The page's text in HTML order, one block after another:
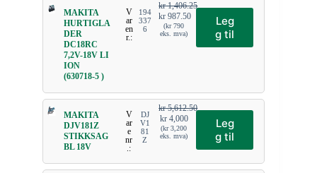
MAKITA
HURTIGLA
DER
DC18RC
7,2V-18V LI
ION
(630718-5 )
V
ar
en
r.:
194
337
6
kr1,406.25
kr 987.50
(kr790
eks. mva)
Leg
g til
MAKITA
DJV181Z
STIKKSAG
BL 18V
V
ar
e
nr
.:
DJ
V1
81
Z
kr5,612.50
kr4,000
(kr3,200
eks. mva)
Leg
g til